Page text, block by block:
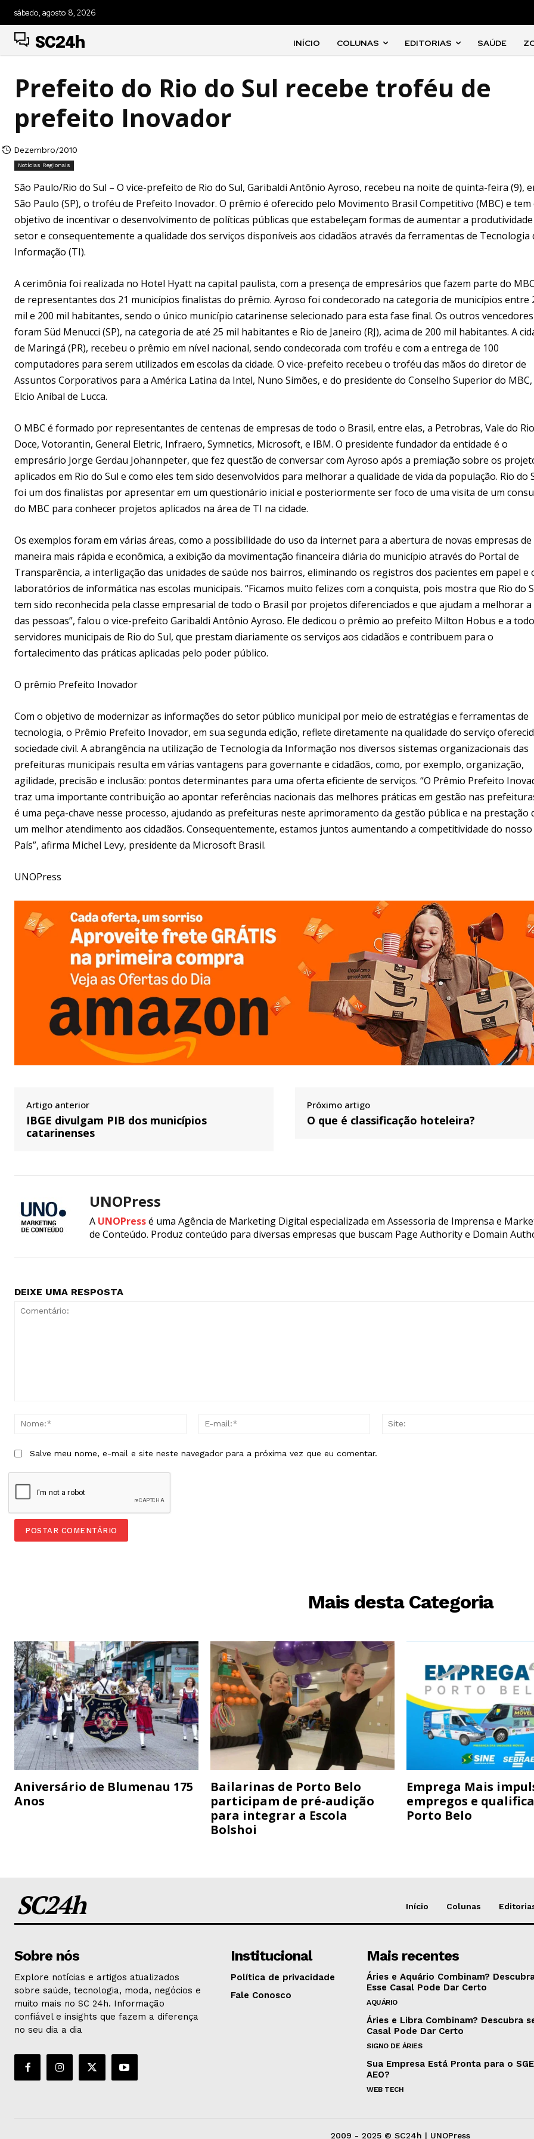
sábado, agosto 8, 2026
SC24h INÍCIO COLUNAS EDITORIAS SAÚDE
Prefeito do Rio do Sul recebe troféu de
prefeito Inovador
Dezembro/2010
Notícias Regionais
São Paulo/Rio do Sul – O vice-prefeito de Rio do Sul, Garibaldi Antônio Ayroso, recebeu na noite de quinta-feira (9),
São Paulo (SP), o troféu de Prefeito Inovador. O prêmio é oferecido pelo Movimento Brasil Competitivo (MBC) e tem
objetivo de incentivar o desenvolvimento de políticas públicas que estabeleçam formas de aumentar a
setor e consequentemente a qualidade dos serviços disponíveis aos cidadãos através da ferramentas de Tecnologia
Informação (TI).
A cerimônia foi realizada no Hotel Hyatt na capital paulista, com a presença de empresários que fazem parte do
de representantes dos 21 municípios finalistas do prêmio. Ayroso foi condecorado na categoria de municípios entre
mil e 200 mil habitantes, sendo o único município catarinense selecionado para esta fase final. Os outros vencedores
foram Süd Menucci (SP), na categoria de até 25 mil habitantes e Rio de Janeiro (RJ), acima de 200 mil habitantes. A
de Maringá (PR), recebeu o prêmio em nível nacional, sendo condecorada com troféu e com a entrega de 100
computadores para serem utilizados em escolas da cidade. O vice-prefeito recebeu o troféu das mãos do diretor de
Assuntos Corporativos para a América Latina da Intel, Nuno Simões, e do presidente do Conselho Superior do MBC,
Elcio Aníbal de Lucca.
O MBC é formado por representantes de centenas de empresas de todo o Brasil, entre elas, a Petrobras, Vale do Rio
Doce, Votorantin, General Eletric, Infraero, Symnetics, Microsoft, e IBM. O presidente fundador da entidade é o
empresário Jorge Gerdau Johannpeter, que fez questão de conversar com Ayroso após a premiação sobre os
aplicados em Rio do Sul e como eles tem sido desenvolvidos para melhorar a qualidade de vida da população. Rio do
foi um dos finalistas por apresentar em um questionário inicial e posteriormente ser foco de uma visita de um
do MBC para conhecer projetos aplicados na área de TI na cidade.
Os exemplos foram em várias áreas, como a possibilidade do uso da internet para a abertura de novas empresas de
maneira mais rápida e econômica, a exibição da movimentação financeira diária do município através do Portal de
Transparência, a interligação das unidades de saúde nos bairros, eliminando os registros dos pacientes em papel e
laboratórios de informática nas escolas municipais. “Ficamos muito felizes com a conquista, pois mostra que Rio do
tem sido reconhecida pela classe empresarial de todo o Brasil por projetos diferenciados e que ajudam a melhorar a
das pessoas”, falou o vice-prefeito Garibaldi Antônio Ayroso. Ele dedicou o prêmio ao prefeito Milton Hobus e a
servidores municipais de Rio do Sul, que prestam diariamente os serviços aos cidadãos e contribuem para o
fortalecimento das práticas aplicadas pelo poder público.
O prêmio Prefeito Inovador
Com o objetivo de modernizar as informações do setor público municipal por meio de estratégias e ferramentas de
tecnologia, o Prêmio Prefeito Inovador, em sua segunda edição, reflete diretamente na qualidade do serviço
sociedade civil. A abrangência na utilização de Tecnologia da Informação nos diversos sistemas organizacionais das
prefeituras municipais resulta em várias vantagens para governante e cidadãos, como, por exemplo, organização,
agilidade, precisão e inclusão: pontos determinantes para uma oferta eficiente de serviços. “O Prêmio Prefeito
traz uma importante contribuição ao apontar referências nacionais das melhores práticas em gestão nas
é uma peça-chave nesse processo, ajudando as prefeituras neste aprimoramento da gestão pública e na prestação
um melhor atendimento aos cidadãos. Consequentemente, estamos juntos aumentando a competitividade do nosso
País”, afirma Michel Levy, presidente da Microsoft Brasil.
UNOPress
Artigo anterior
IBGE divulgam PIB dos municípios
catarinenses
Próximo artigo
O que é classificação hoteleira?
UNOPress
A UNOPressé uma Agência de Marketing Digital especializada em Assessoria de Imprensa e
de Conteúdo. Produz conteúdo para diversas empresas que buscam Page Authority e Domain
DEIXE UMA RESPOSTA
Nome:*
Salve meu nome, e-mail e site neste navegador para a próxima vez que eu comentar.
Mais desta Categoria
Aniversário de Blumenau 175
Anos
Bailarinas de Porto Belo
participam de pré-audição
para integrar a Escola
Bolshoi
Emprega Mais
empregos e
Porto Belo
SC24h Início Colunas
Sobre nós
Explore notícias e artigos atualizados
sobre saúde, tecnologia, moda, negócios e
muito mais no SC 24h. Informação
confiável e insights que fazem a diferença
no seu dia a dia
Institucional
Política de privacidade
Fale Conosco
Mais recentes
Áries e Aquário Combinam?
Esse Casal Pode Dar Certo
AQUÁRIO
Áries e Libra Combinam? Descubra
Casal Pode Dar Certo
SIGNO DE ÁRIES
Sua Empresa Está Pronta para o
AEO?
WEB TECH
2009 - 2025 © SC24h | UNOPress